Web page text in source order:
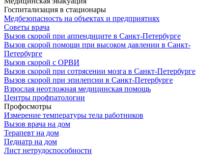
Госпитализация в стационары
Медбезопасность на объектах и предприятиях
Советы врача
Вызов скорой при аппендиците в Санкт-Петербурге
Вызов скорой помощи при высоком давлении в Санкт-
Петербурге
Вызов скорой с ОРВИ
Вызов скорой при сотрясении мозга в Санкт-Петербурге
Вызов скорой при эпилепсии в Санкт-Петербурге
Взрослая неотложная медицинская помощь
Центры профпатологии
Профосмотры
Измерение температуры тела работников
Вызов врача на дом
Терапевт на дом
Педиатр на дом
Лист нетрудоспособности